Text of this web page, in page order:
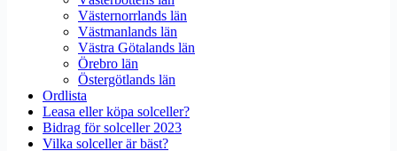
Västernorrlands län
Västmanlands län
Västra Götalands län
Örebro län
Östergötlands län
Ordlista
Leasa eller köpa solceller?
Bidrag för solceller 2023
Vilka solceller är bäst?